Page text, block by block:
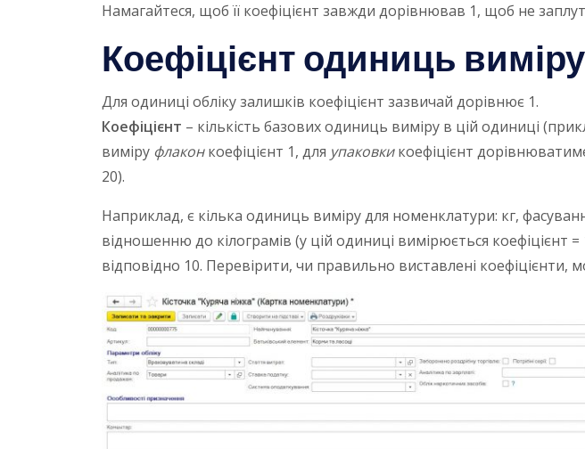
Намагайтеся, щоб її коефіцієнт завжди дорівнював 1, щоб не
Коефіцієнт одиниць виміру
Для одиниці обліку залишків коефіцієнт зазвичай дорівнює 1.
Коефіцієнт – кількість базових одиниць виміру в цій одиниці
виміру флаконкоефіцієнт 1, для упаковкикоефіцієнт
20).
Наприклад, є кілька одиниць виміру для номенклатури: кг,
відношенню до кілограмів (у цій одиниці вимірюється коефіцієнт
відповідно 10. Перевірити, чи правильно виставлені